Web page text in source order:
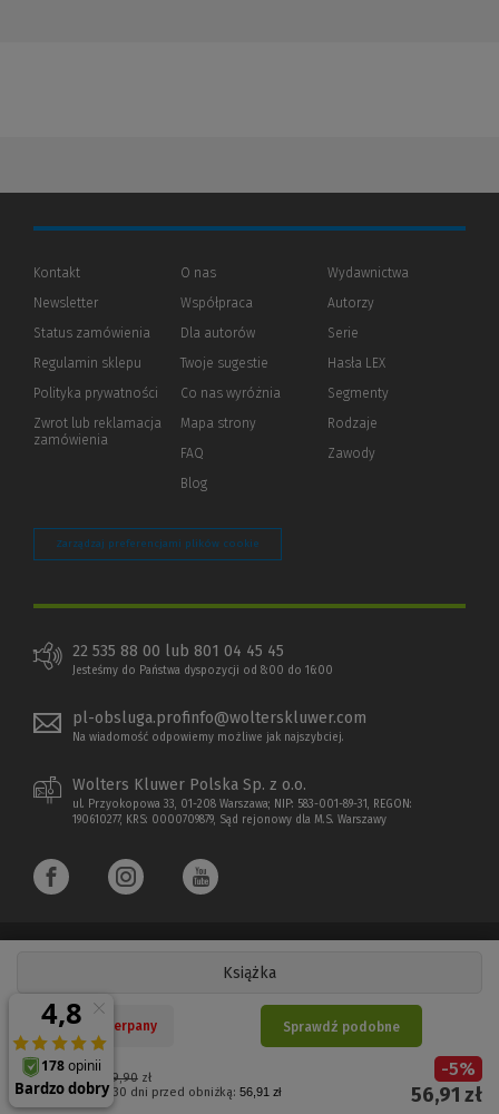
Książka
Cena regularna: 59,90zł
Najniższa cena z 30 dni przed obniżką:56,91 zł
-5%
56,91 zł
Nakład wyczerpany Sprawdź podobne
Kontakt
Newsletter
Status zamówienia
Regulamin sklepu
Polityka prywatności (Nowe
(Link
innej
Zwrot lub reklamacja
zamówienia
O nas
Współpraca
Dla autorów(Nowe
(Link
innej
strony)
Twoje sugestie
Co nas wyróżnia
Mapa strony
FAQ
Blog
Wydawnictwa
Autorzy
Serie
Hasła LEX
Segmenty
Rodzaje
Zawody
Zarządzaj preferencjami plików cookie
22 535 88 00 lub 801 04 45 45
Jesteśmy do Państwa dyspozycji od 8:00 do 16:00
pl-obsluga.profinfo@wolterskluwer.com
Na wiadomość odpowiemy możliwe jak najszybciej.
Wolters Kluwer Polska Sp. z o.o.
ul. Przyokopowa 33, 01-208 Warszawa; NIP: 583-001-89-31, REGON:
190610277, KRS: 0000709879, Sąd rejonowy dla M.S. Warszawy
Copyright 1997 - 2026 Wolters Kluwer Polska Sp. z o.o.
Płatności elektroniczne
(Nowe
okno)
(Link
do